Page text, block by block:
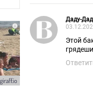
Даду-
Этой